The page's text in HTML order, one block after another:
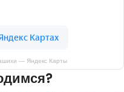
— Яндекс Карты